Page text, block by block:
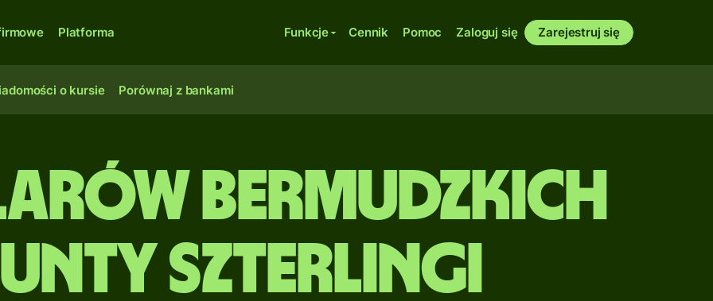
Platforma Funkcje Cennik Pomoc Zaloguj się Zarejestruj się
o kursie Porównaj z bankami
bermudzkich
szterlingi